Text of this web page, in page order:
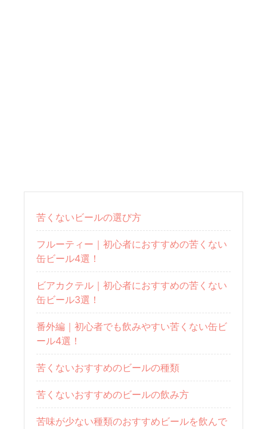
苦くないビールの選び方
フルーティー｜初心者におすすめの苦くない
缶ビール4選！
ビアカクテル｜初心者におすすめの苦くない
缶ビール3選！
番外編｜初心者でも飲みやすい苦くない缶ビ
ール4選！
苦くないおすすめのビールの種類
苦くないおすすめのビールの飲み方
苦味が少ない種類のおすすめビールを飲んで